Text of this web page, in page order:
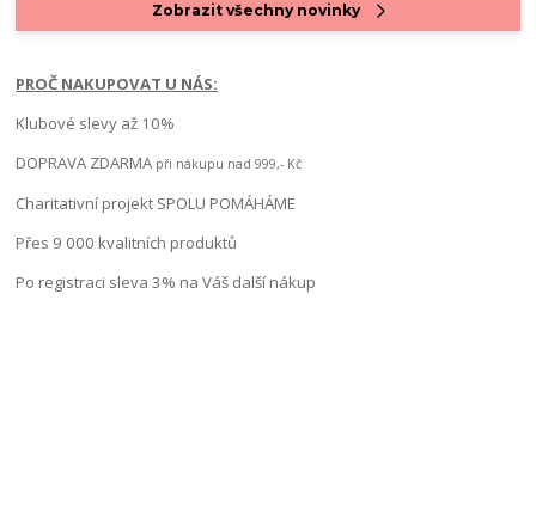
Zobrazit všechny novinky
PROČ NAKUPOVAT U NÁS:
Klubové slevy až 10%
DOPRAVA ZDARMA při nákupu nad 999,- Kč
Charitativní projekt SPOLU POMÁHÁME
Přes 9 000 kvalitních produktů
Po registraci sleva 3% na Váš další nákup